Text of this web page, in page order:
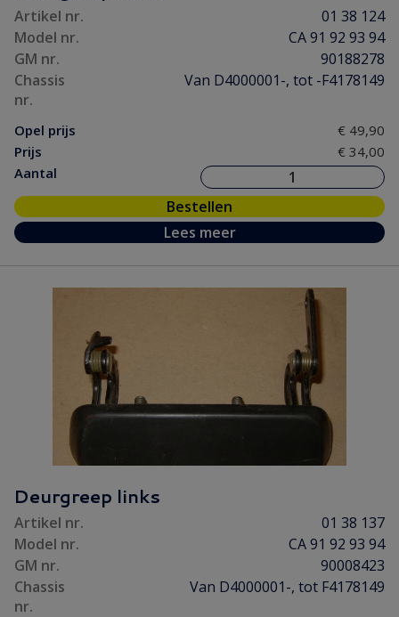
Artikel nr.
01 38 124
Model nr.
CA 91 92 93 94
GM nr.
90188278
Chassis
nr.
Van D4000001-, tot -F4178149
Opel prijs
€ 49,90
Prijs
€ 34,00
Aantal
Bestellen
Lees meer
Deurgreep links
Artikel nr.
01 38 137
Model nr.
CA 91 92 93 94
GM nr.
90008423
Chassis
nr.
Van D4000001-, tot F4178149